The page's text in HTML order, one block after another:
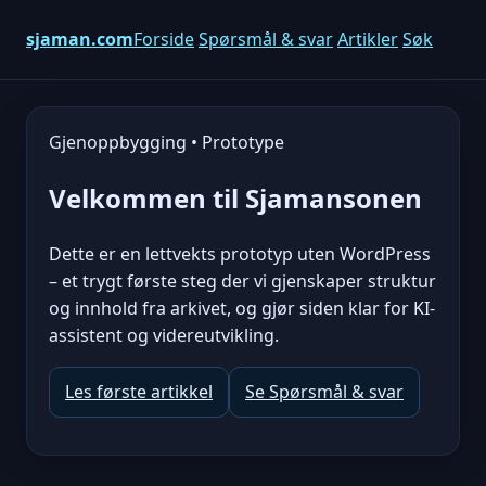
sjaman.comForsideSpørsmål & svarArtiklerSøk
Gjenoppbygging • Prototype
Velkommen til Sjamansonen
Dette er en lettvekts prototyp uten WordPress
– et trygt første steg der vi gjenskaper struktur
og innhold fra arkivet, og gjør siden klar for KI-
assistent og videreutvikling.
Les første artikkel Se Spørsmål & svar